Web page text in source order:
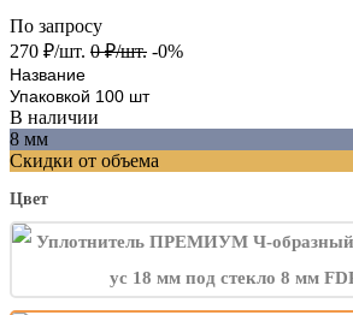
По запросу
270 ₽/шт. 0 ₽/шт. -0%
Название
Упаковкой 100 шт
В наличии
8 мм
Скидки от объема
Цвет